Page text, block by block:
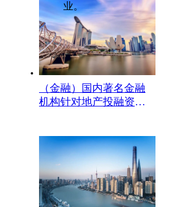
业。
（金融）国内著名金融
机构针对地产投融资及